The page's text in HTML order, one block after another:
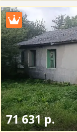
71 631 р.